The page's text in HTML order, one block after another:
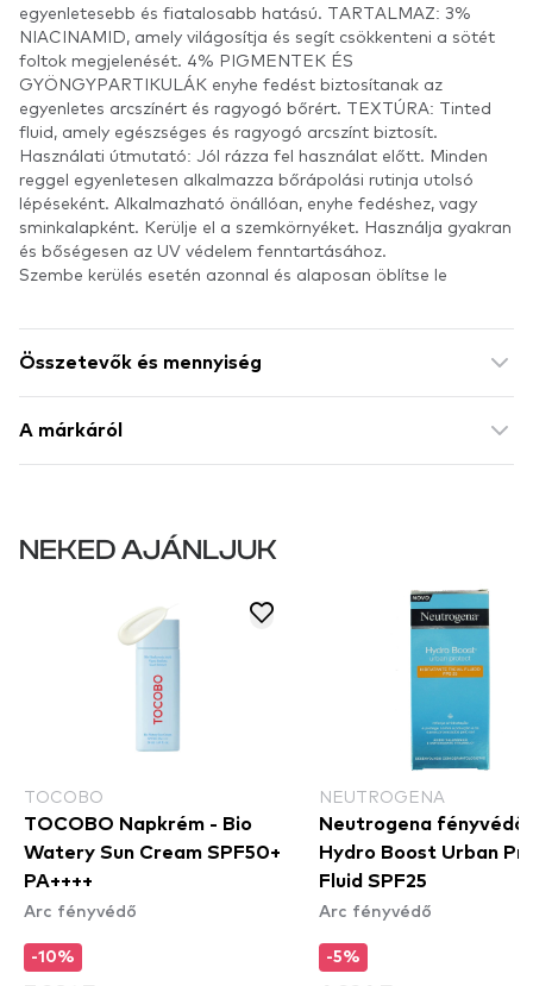
egyenletesebb és fiatalosabb hatású. TARTALMAZ: 3%
NIACINAMID, amely világosítja és segít csökkenteni a sötét
foltok megjelenését. 4% PIGMENTEK ÉS
GYÖNGYPARTIKULÁK enyhe fedést biztosítanak az
egyenletes arcszínért és ragyogó bőrért. TEXTÚRA: Tinted
fluid, amely egészséges és ragyogó arcszínt biztosít.
Használati útmutató: Jól rázza fel használat előtt. Minden
reggel egyenletesen alkalmazza bőrápolási rutinja utolsó
lépéseként. Alkalmazható önállóan, enyhe fedéshez, vagy
sminkalapként. Kerülje el a szemkörnyéket. Használja gyakran
és bőségesen az UV védelem fenntartásához.
Szembe kerülés esetén azonnal és alaposan öblítse le
Összetevők és mennyiség
A márkáról
NEKED AJÁNLJUK
TOCOBO
TOCOBO Napkrém - Bio
Watery Sun Cream SPF50+
PA++++
Arc fényvédő
-10%
NEUTROGENA
Neutrogena fényvédő
Hydro Boost Urban
Fluid SPF25
Arc fényvédő
-5%